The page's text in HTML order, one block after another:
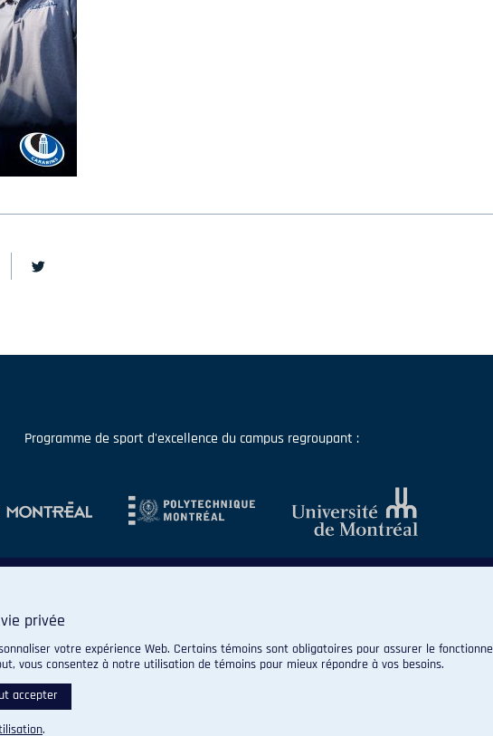
Programme de sport d'excellence du campus regroupant :
© 2026 Carabins de l'Université de Montréal. Tous droits réservés.
privée
votre expérience Web. Certains témoins sont obligatoires pour assurer le
vous consentez à notre utilisation de témoins pour mieux répondre à vos besoins.
accepter
.